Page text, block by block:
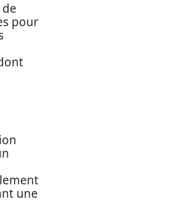
pour
une